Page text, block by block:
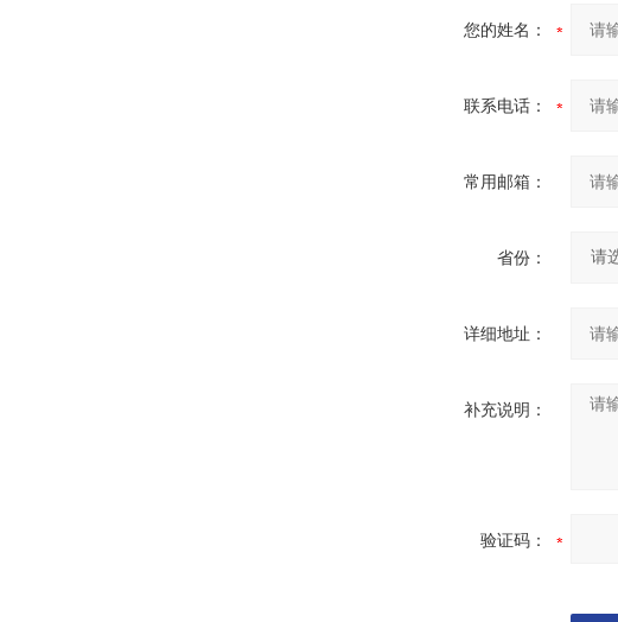
您的姓名：
联系电话：
常用邮箱：
省份：
详细地址：
补充说明：
验证码：